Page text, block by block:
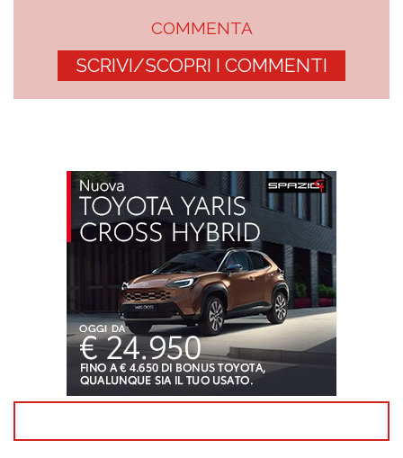
COMMENTA
SCRIVI/SCOPRI I COMMENTI